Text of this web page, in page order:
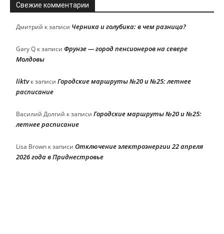
Свежие комментарии
Дмитрий к записи Черника и голубика: в чем разница?
Gary Q к записи Фрунзе — город пенсионеров на севере
Молдовы
liktvк записи Городские маршруты №20 и №25: летнее
расписание
Василий Долгий к записи Городские маршруты №20 и №25:
летнее расписание
Lisa Brown к записи Отключение электроэнергии 22 апреля
2026 года в Приднестровье